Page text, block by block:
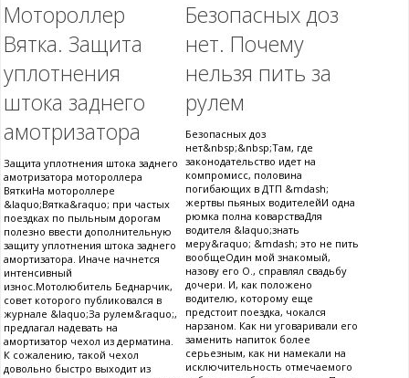
Мотороллер
Вятка. Защита
уплотнения
штока заднего
амотризатора
Защита уплотнения штока заднего
амотризатора мотороллера
ВяткиНа мотороллере
&laquo;Вятка&raquo; при частых
поездках по пыльным дорогам
полезно ввести дополнительную
защиту уплотнения штока заднего
амортизатора. Иначе начнется
интенсивный
износ.Мотолюбитель Беднарчик,
совет которого публиковался в
журнале &laquo;За рулем&raquo;,
предлагал надевать на
амортизатор чехол из дерматина.
К сожалению, такой чехол
довольно быстро выходит из
Безопасных доз
нет. Почему
нельзя пить за
рулем
Безопасных доз
нет&nbsp;&nbsp;Там, где
законодательство идет на
компромисс, половина
погибающих в ДТП &mdash;
жертвы пьяных водителейИ одна
рюмка полна коварстваДля
водителя &laquo;знать
меру&raquo; &mdash; это не пить
вообщеОдин мой знакомый,
назову его О., справлял свадьбу
дочери. И, как положено
водителю, которому еще
предстоит поездка, чокался
нарзаном. Как ни уговаривали его
заменить напиток более
серьезным, как ни намекали на
исключительность отмечаемого